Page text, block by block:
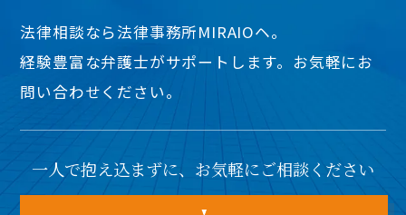
法律相談なら法律事務所MIRAIOヘ。
経験豊富な弁護士がサポートします。お気軽にお
問い合わせください。
一人で抱え込まずに、お気軽にご相談ください